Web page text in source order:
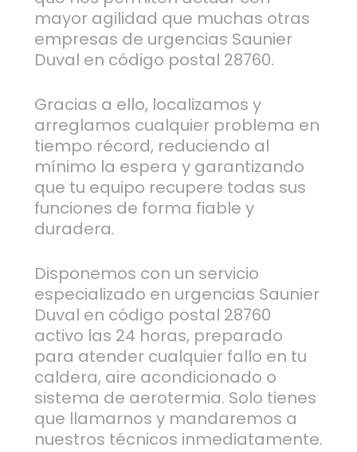
mayor agilidad que muchas otras
empresas de urgencias Saunier
Duval en código postal 28760.
Gracias a ello, localizamos y
arreglamos cualquier problema en
tiempo récord, reduciendo al
mínimo la espera y garantizando
que tu equipo recupere todas sus
funciones de forma fiable y
duradera.
Disponemos con un servicio
especializado en urgencias Saunier
Duval en código postal 28760
activo las 24 horas, preparado
para atender cualquier fallo en tu
caldera, aire acondicionado o
sistema de aerotermia. Solo tienes
que llamarnos y mandaremos a
nuestros técnicos inmediatamente.